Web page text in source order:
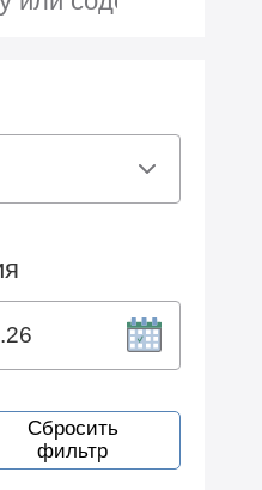
Сбросить
фильтр